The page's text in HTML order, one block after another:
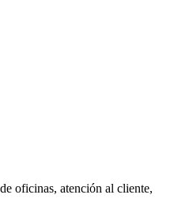
oficinas, atención al cliente,